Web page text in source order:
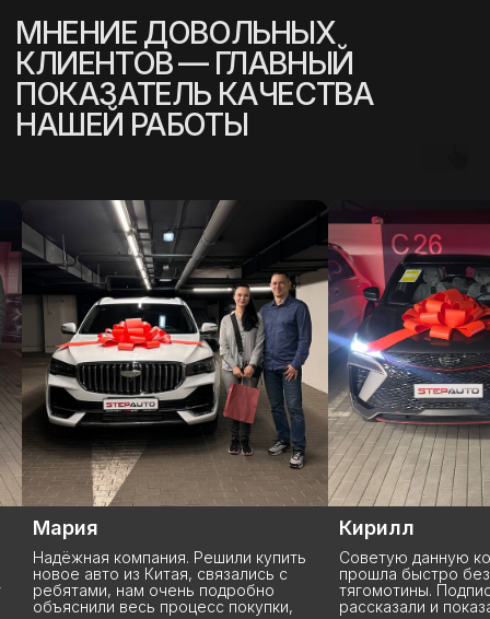
Мария
Надёжная компания. Решили купить
новое авто из Китая, связались с
ребятами, нам очень подробно
объяснили весь процесс покупки,
Кирилл
Советую данную
прошла быстро
тягомотины.
рассказали и
УСПЕШНЫЕ ИСТОРИИ)